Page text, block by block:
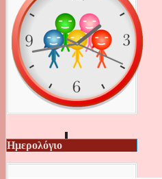
Ημερολόγιο